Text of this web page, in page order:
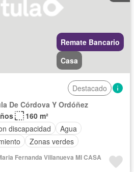
Remate Bancario
Casa
Destacado
De Córdova Y Ordóñez
160 m²
discapacidad
Agua
Zonas verdes
Villanueva MI CASA